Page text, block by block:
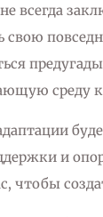
всегда
свою
среду
и
чтобы